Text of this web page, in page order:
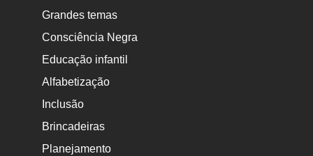
Grandes temas
Consciência Negra
Educação infantil
Alfabetização
Inclusão
Brincadeiras
Planejamento